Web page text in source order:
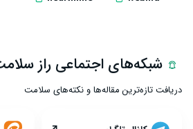
شبکه‌های اجتماعی راز
دریافت تازه‌ترین مقاله‌ها و نکته‌های سلامت